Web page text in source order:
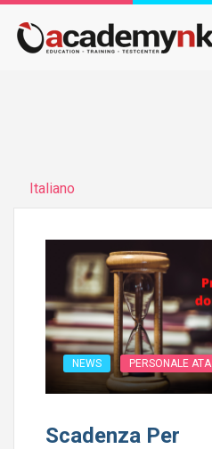
Italiano
NEWS PERSONALE ATA
Scadenza Per